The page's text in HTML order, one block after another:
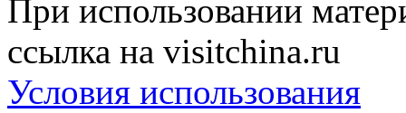
При использовании
ссылка на visitchina.ru
Условия использования